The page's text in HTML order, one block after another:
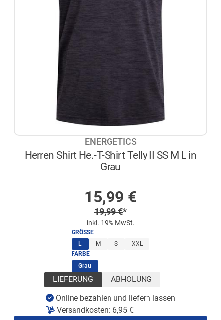
ENERGETICS
Herren Shirt He.-T-Shirt Telly II SS M L in
Grau
Sonderpreis
15,99 €
Regulärer Preis
19,99€*
inkl. 19% MwSt.
GRÖSSE
L (ausgewählt)
M S
XXL
FARBE
Grau(ausgewählt)
LIEFERUNG ABHOLUNG
Online bezahlen und liefern lassen
Versandkosten: 6,95 €